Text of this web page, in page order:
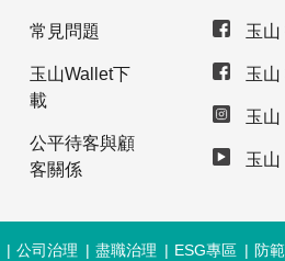
擺、放鬆欣賞的音樂會。 輕鬆自在場
最大的不同在於欣賞表演時不必介意不
出的聲響、無法久坐進出觀眾席也不需
影響他人，即使每個人處於不同的狀態
以在輕鬆自在場裡放鬆身心，以舒服的
賞演出。玉山文教基金會執行長王志成
常見問題
玉山Wallet下
載
公平待客與顧
客關係
玉山
玉山
玉山
玉山
公司治理 盡職治理 ESG專區 防